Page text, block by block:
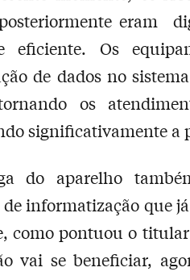
eram
eficiente. Os
de dados no
os
significativamente a
do aparelho
de informatização que
como pontuou o
vai se beneficiar,